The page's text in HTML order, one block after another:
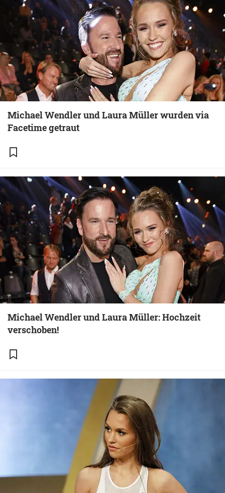
Michael Wendler und Laura Müller wurden via
Facetime getraut
Michael Wendler und Laura Müller: Hochzeit
verschoben!